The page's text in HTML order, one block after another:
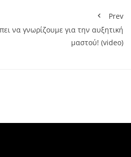
Prev
να γνωρίζουμε για την αυξητική
μαστού! (video)